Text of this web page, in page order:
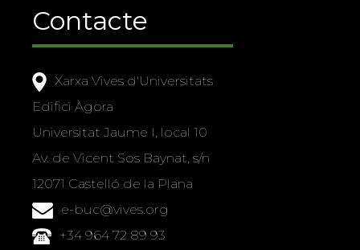
Contacte
Xarxa Vives d'Universitats
Edifici Àgora
Universitat Jaume I, local 10
Av. de Vicent Sos Baynat, s/n
12071 Castelló de la Plana
e-buc@vives.org
+34 964 72 89 93